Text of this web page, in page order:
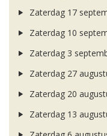
Zaterdag 17
Zaterdag 10
Zaterdag 3
Zaterdag 27
Zaterdag 20
Zaterdag 13